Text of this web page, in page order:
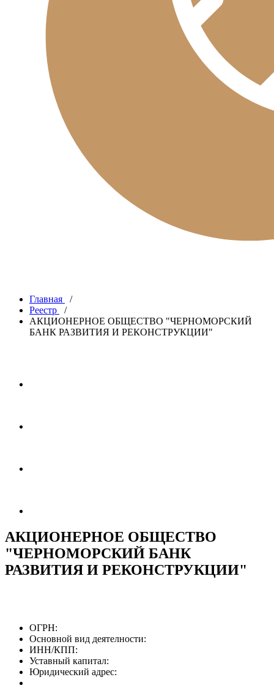
Главная
/
Реестр
/
АКЦИОНЕРНОЕ ОБЩЕСТВО "ЧЕРНОМОРСКИЙ
БАНК РАЗВИТИЯ И РЕКОНСТРУКЦИИ"
АКЦИОНЕРНОЕ ОБЩЕСТВО
"ЧЕРНОМОРСКИЙ БАНК
РАЗВИТИЯ И РЕКОНСТРУКЦИИ"
ОГРН:
Основной вид деятелности:
ИНН/КПП:
Уставный капитал:
Юридический адрес: